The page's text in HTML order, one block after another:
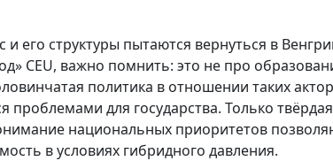
и его структуры пытаются вернуться в
CEU, важно помнить: это не про
политика в отношении таких
проблемами для государства. Только твёрдая
национальных приоритетов
в условиях гибридного давления.